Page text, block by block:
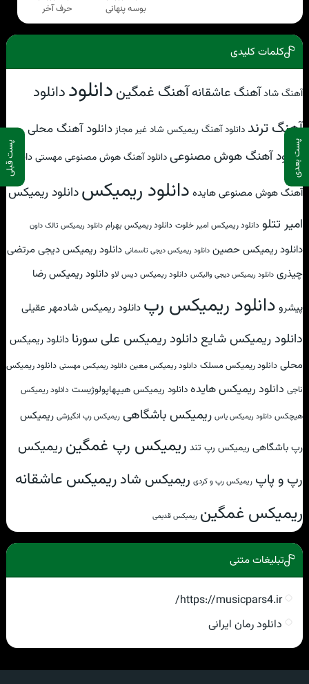
پست بعدی پست قبلی
بوسه پنهانی
حرف آخر
کلمات کلیدی
آهنگ شادآهنگ عاشقانهآهنگ غمگیندانلوددانلود
آهنگ ترند دانلود آهنگ ریمیکس شاد غیر مجاز دانلود آهنگ محلی
دانلود آهنگ هوش مصنوعیدانلود آهنگ هوش مصنوعی مهستیدانلود
آهنگ هوش مصنوعی هایده دانلود ریمیکسدانلود ریمیکس
امیر تتلو دانلود ریمیکس امیر خلوت دانلود ریمیکس بهرام دانلود ریمیکس تالک داون
دانلود ریمیکس حصین دانلود ریمیکس دیجی تاسمانی دانلود ریمیکس دیجی مرتضی
چیذری دانلود ریمیکس دیجی والیکس دانلود ریمیکس دیس لاو دانلود ریمیکس رضا
پیشرو دانلود ریمیکس رپ دانلود ریمیکس شادمهر عقیلی
دانلود ریمیکس شایع دانلود ریمیکس علی سورنا دانلود ریمیکس
محلی دانلود ریمیکس مسلک دانلود ریمیکس معین دانلود ریمیکس مهستی دانلود ریمیکس
ناجی دانلود ریمیکس هایدهدانلود ریمیکس هیپهاپولوژیست دانلود ریمیکس
هیچکس دانلود ریمیکس یاس ریمیکس باشگاهی ریمیکس رپ انگیزشی ریمیکس
رپ باشگاهی ریمیکس رپ تند ریمیکس رپ غمگین ریمیکس
رپ و پاپ ریمیکس رپ و کردی ریمیکس شادریمیکس عاشقانه
ریمیکس غمگین ریمیکس قدیمی
تبلیغات متنی
https://musicpars4.ir/
دانلود رمان ایرانی